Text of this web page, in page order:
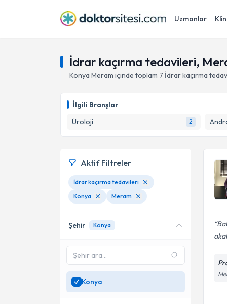
Uzmanlar
İdrar kaçırma tedavileri,
Konya Meram içinde toplam 7 İdrar kaçırma
İlgili Branşlar
Üroloji
2
Aktif Filtreler
İdrar kaçırma tedavileri
Konya
Meram
Şehir Konya
Konya